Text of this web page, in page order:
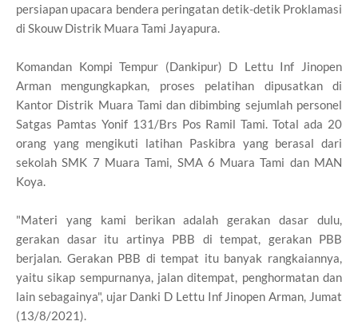
persiapan upacara bendera peringatan detik-detik Proklamasi
di Skouw Distrik Muara Tami Jayapura.
Komandan Kompi Tempur (Dankipur) D Lettu Inf Jinopen
Arman mengungkapkan, proses pelatihan dipusatkan di
Kantor Distrik Muara Tami dan dibimbing sejumlah personel
Satgas Pamtas Yonif 131/Brs Pos Ramil Tami. Total ada 20
orang yang mengikuti latihan Paskibra yang berasal dari
sekolah SMK 7 Muara Tami, SMA 6 Muara Tami dan MAN
Koya.
"Materi yang kami berikan adalah gerakan dasar dulu,
gerakan dasar itu artinya PBB di tempat, gerakan PBB
berjalan. Gerakan PBB di tempat itu banyak rangkaiannya,
yaitu sikap sempurnanya, jalan ditempat, penghormatan dan
lain sebagainya", ujar Danki D Lettu Inf Jinopen Arman, Jumat
(13/8/2021).